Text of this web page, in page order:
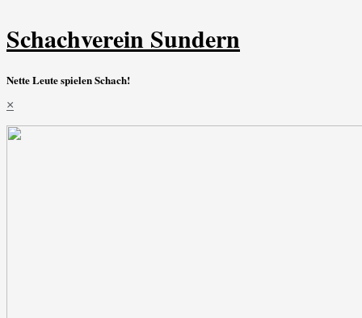
Schachverein Sundern
Nette Leute spielen Schach!
×